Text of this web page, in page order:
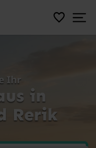
Ihr
in
Rerik